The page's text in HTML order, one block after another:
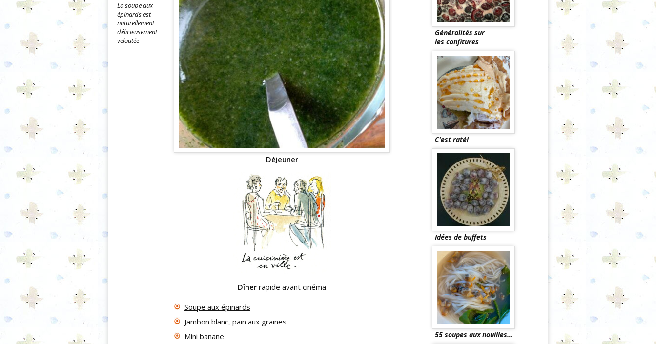
La soupe aux
épinards est
naturellement
délicieusement
veloutée
Déjeuner
Dînerrapide avant cinéma
Soupe aux épinards
Jambon blanc, pain aux graines
Mini banane
Généralités sur
les confitures
C’est raté!
Idées de buffets
55 soupes aux nouilles…